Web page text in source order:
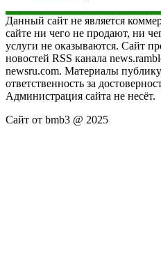
Данный сайт не является
сайте ни чего не продают, ни
услуги не оказываются. Сайт
новостей RSS канала
newsru.com. Материалы
ответственность за
Администрация сайта не несёт.
Сайт от bmb3 @ 2025